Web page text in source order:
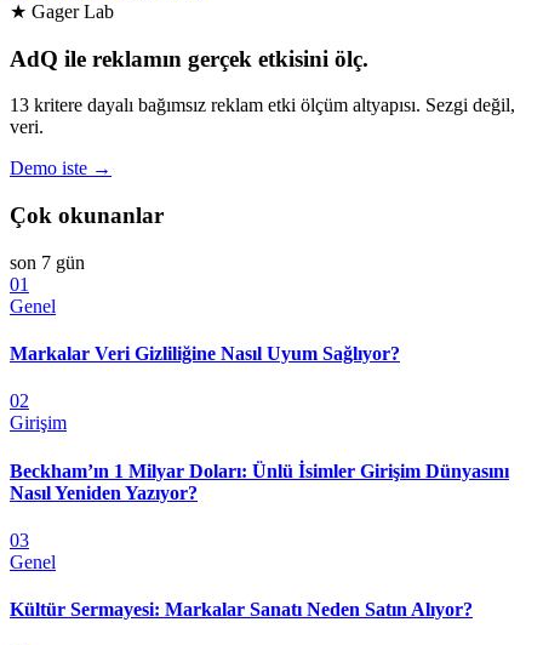
★ Gager Lab
AdQ ile reklamın gerçek etkisini ölç.
13 kritere dayalı bağımsız reklam etki ölçüm altyapısı. Sezgi değil,
veri.
Demo iste →
Çok okunanlar
son 7 gün
01
Genel
Markalar Veri Gizliliğine Nasıl Uyum Sağlıyor?
02
Girişim
Beckham’ın 1 Milyar Doları: Ünlü İsimler Girişim Dünyasını
Nasıl Yeniden Yazıyor?
03
Genel
Kültür Sermayesi: Markalar Sanatı Neden Satın Alıyor?